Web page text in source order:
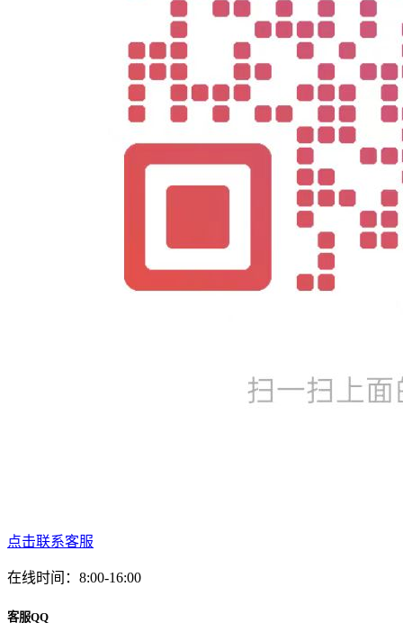
点击联系客服
在线时间：8:00-16:00
客服QQ